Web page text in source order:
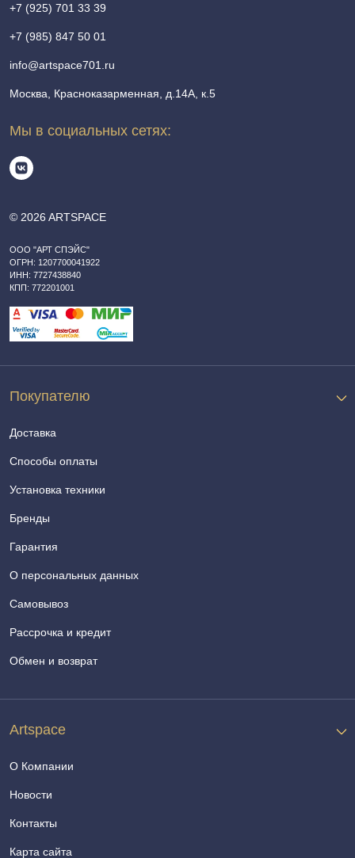
© 2026 ARTSPACE
ООО "АРТ СПЭЙС"
ОГРН: 1207700041922
ИНН: 7727438840
КПП: 772201001
Покупателю
Доставка
Способы оплаты
Установка техники
Бренды
Гарантия
О персональных данных
Самовывоз
Рассрочка и кредит
Обмен и возврат
Artspace
О Компании
Новости
Контакты
Карта сайта
+7 (925) 701 33 39
+7 (985) 847 50 01
info@artspace701.ru
Москва, Красноказарменная, д.14А, к.5
Мы в социальных сетях: